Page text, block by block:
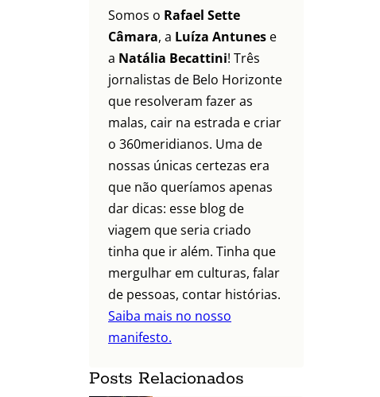
Somos o Rafael Sette
Câmara, a Luíza Antunes e
a Natália Becattini! Três
jornalistas de Belo Horizonte
que resolveram fazer as
malas, cair na estrada e criar
o 360meridianos. Uma de
nossas únicas certezas era
que não queríamos apenas
dar dicas: esse blog de
viagem que seria criado
tinha que ir além. Tinha que
mergulhar em culturas, falar
de pessoas, contar histórias.
Saiba mais no nosso
manifesto.
Posts Relacionados